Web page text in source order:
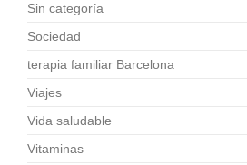
Sin categoría
Sociedad
terapia familiar Barcelona
Viajes
Vida saludable
Vitaminas